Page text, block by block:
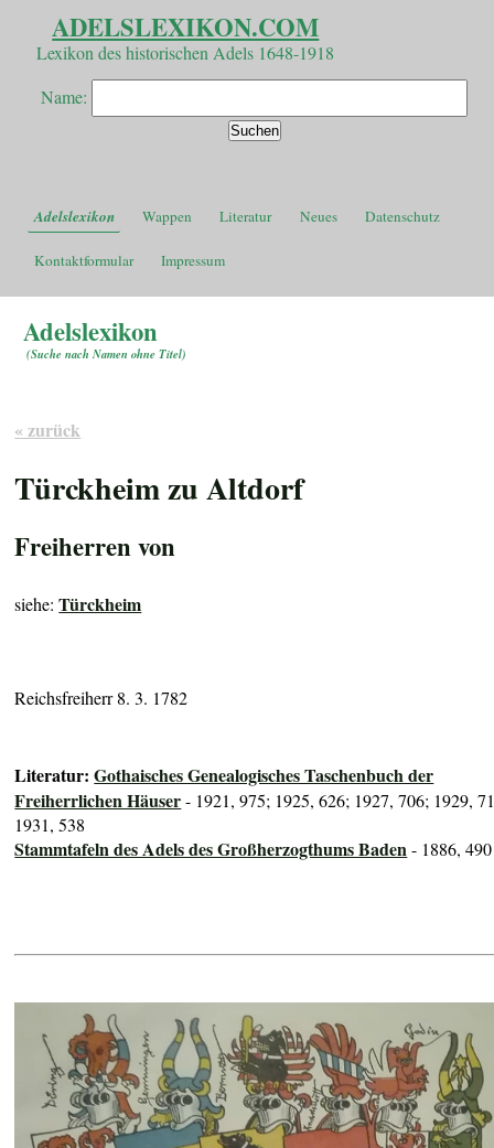
ADELSLEXIKON.COM
Lexikon des historischen Adels 1648-1918
Name:
Adelslexikon Wappen Literatur Neues Datenschutz
Kontaktformular Impressum
Adelslexikon
(Suche nach Namen ohne Titel)
« zurück
Türckheim zu Altdorf
Freiherren von
siehe:Türckheim
Reichsfreiherr 8. 3. 1782
Literatur:Gothaisches Genealogisches Taschenbuch der
Freiherrlichen Häuser- 1921, 975; 1925, 626; 1927, 706; 1929,
1931, 538
Stammtafeln des Adels des Großherzogthums Baden- 1886, 490